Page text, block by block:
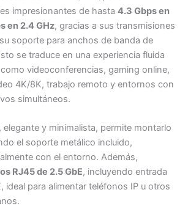
impresionantes de hasta 4.3 Gbps en
en 2.4 GHz, gracias a sus transmisiones
soporte para anchos de banda de
se traduce en una experiencia fluida
videoconferencias, gaming online,
4K/8K, trabajo remoto y entornos con
simultáneos.
, elegante y minimalista, permite montarlo
el soporte metálico incluido,
con el entorno. Además,
RJ45 de 2.5 GbE, incluyendo entrada
ideal para alimentar teléfonos IP u otros